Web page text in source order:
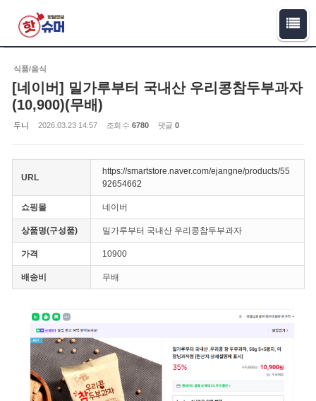
식품/음식
[네이버] 밀가루부터 국내산 우리콩참두부과자
(10,900)(무배)
두니 2026.03.23 14:57 조회 수 6780 댓글 0
URL
https://smartstore.naver.com/ejangne/products/55
92654662
쇼핑몰 네이버
상품명(구성품) 밀가루부터 국내산 우리콩참두부과자
가격 10900
배송비 무배